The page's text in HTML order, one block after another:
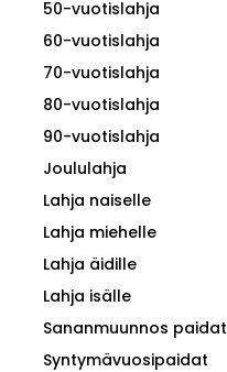
50-vuotislahja
60-vuotislahja
70-vuotislahja
80-vuotislahja
90-vuotislahja
Joululahja
Lahja naiselle
Lahja miehelle
Lahja äidille
Lahja isälle
Sananmuunnos paidat
Syntymävuosipaidat